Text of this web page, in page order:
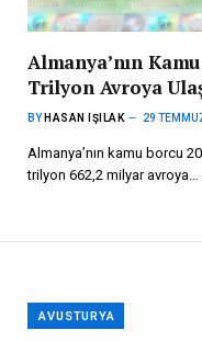
Almanya’nın
Trilyon Avroya
BY HASAN IŞILAK 29
Almanya’nın kamu borcu
trilyon 662,2 milyar avroya…
AVUSTURYA